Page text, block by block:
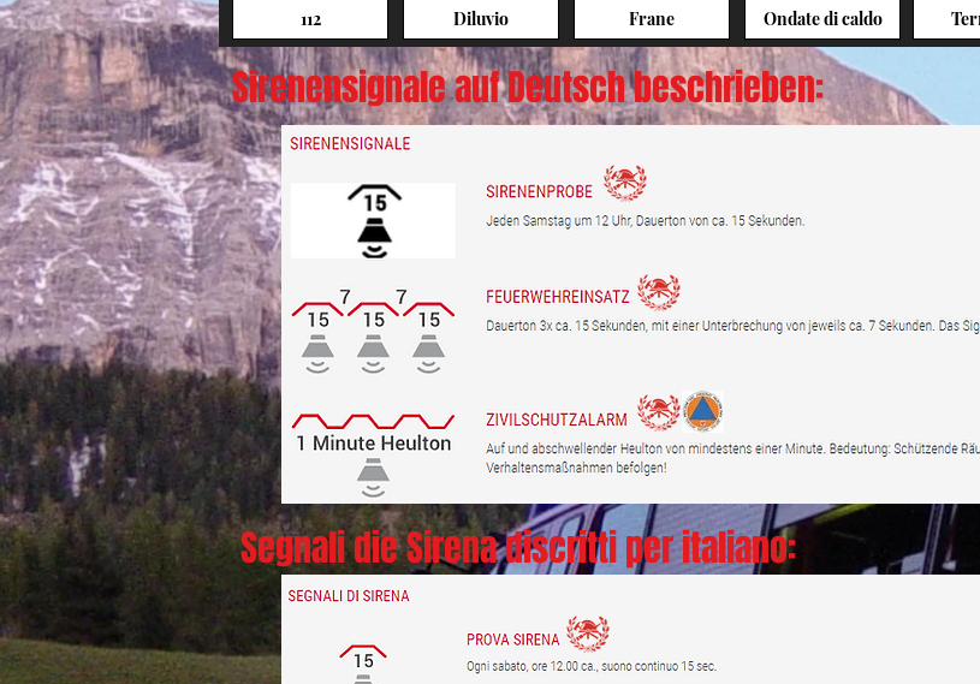
112 Diluvio Frane Ondate di caldo
Sirenensignale auf Deutsch beschrieben:
Segnali die Sirena discritti per italiano: